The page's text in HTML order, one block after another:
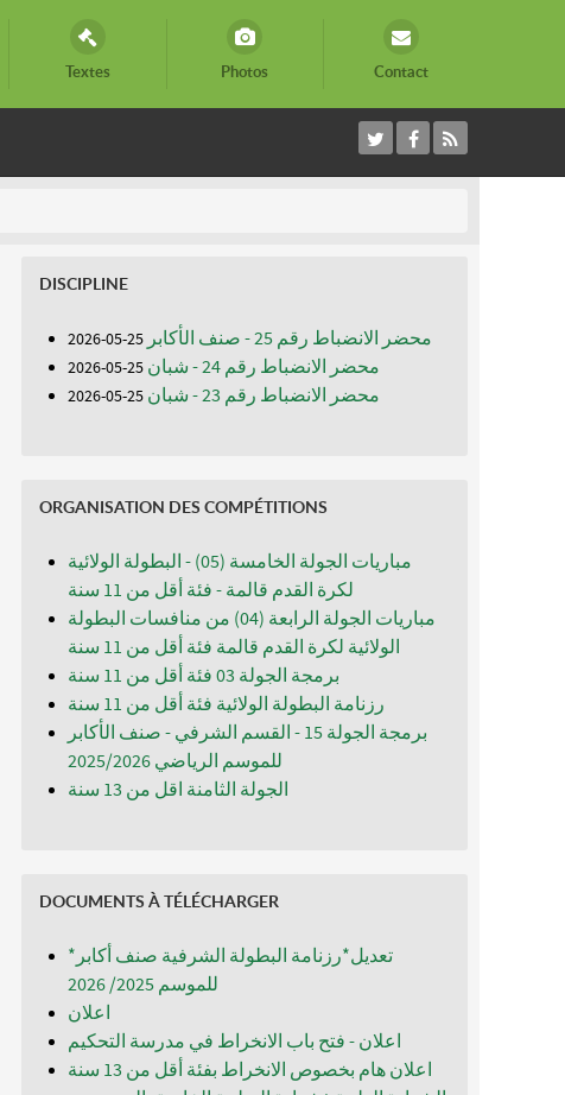
Textes Photos Contact
DISCIPLINE
محضر الانضباط رقم 25 - صنف الأكابر 25-05-2026
محضر الانضباط رقم 24 - شبان 25-05-2026
محضر الانضباط رقم 23 - شبان 25-05-2026
ORGANISATION DES COMPÉTITIONS
مباريات الجولة الخامسة (05) - البطولة الولائية
لكرة القدم قالمة - فئة أقل من 11 سنة
مباريات الجولة الرابعة (04) من منافسات البطولة
الولائية لكرة القدم قالمة فئة أقل من 11 سنة
برمجة الجولة 03 فئة أقل من 11 سنة
رزنامة البطولة الولائية فئة أقل من 11 سنة
برمجة الجولة 15 - القسم الشرفي - صنف الأكابر
للموسم الرياضي 2025/2026
الجولة الثامنة اقل من 13 سنة
DOCUMENTS À TÉLÉCHARGER
*تعديل*رزنامة البطولة الشرفية صنف أكابر
للموسم 2025/ 2026
اعلان
اعلان - فتح باب الانخراط في مدرسة التحكيم
اعلان هام بخصوص الانخراط بفئة أقل من 13 سنة